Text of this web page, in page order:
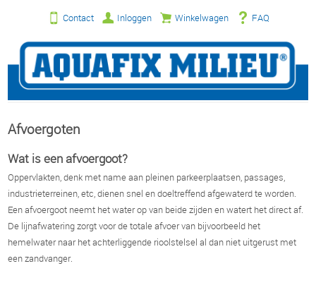
Contact Inloggen Winkelwagen FAQ
Afvoergoten
Wat is een afvoergoot?
Oppervlakten, denk met name aan pleinen parkeerplaatsen, passages,
industrieterreinen, etc, dienen snel en doeltreffend afgewaterd te worden.
Een afvoergoot neemt het water op van beide zijden en watert het direct af.
De lijnafwatering zorgt voor de totale afvoer van bijvoorbeeld het
hemelwater naar het achterliggende rioolstelsel al dan niet uitgerust met
een zandvanger.